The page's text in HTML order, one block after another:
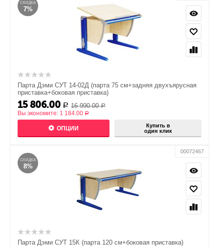
СКИДКА
7%
Парта Дэми СУТ 14-02Д (парта 75 см+задняя двухъярусная
приставка+боковая приставка)
15 806.00 Р 16 990.00 Р
Вы экономите: 1 184.00 Р
ОПЦИИ
Купить в
один клик
СКИДКА
8%
00072467
Парта Дэми СУТ 15К (парта 120 см+боковая приставка)